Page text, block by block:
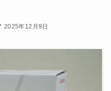
2025年12月9日